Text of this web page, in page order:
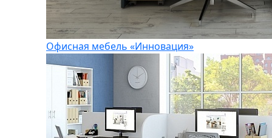
Офисная мебель «Инновация»